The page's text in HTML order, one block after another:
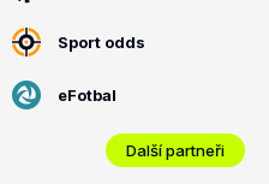
Sport odds
eFotbal
Další partneři